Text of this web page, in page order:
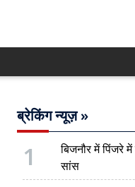
ब्रेकिंग न्यूज़ »
1
बिजनौर में पिंजरे
सांस